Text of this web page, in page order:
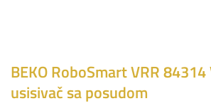
BEKO RoboSmart VRR
usisivač sa posudom